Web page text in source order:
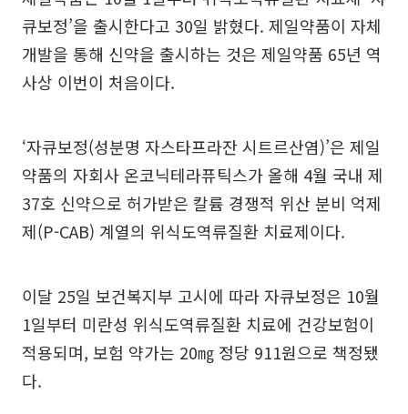
큐보정’을 출시한다고 30일 밝혔다. 제일약품이 자체
개발을 통해 신약을 출시하는 것은 제일약품 65년 역
사상 이번이 처음이다.
‘자큐보정(성분명 자스타프라잔 시트르산염)’은 제일
약품의 자회사 온코닉테라퓨틱스가 올해 4월 국내 제
37호 신약으로 허가받은 칼륨 경쟁적 위산 분비 억제
제(P-CAB) 계열의 위식도역류질환 치료제이다.
이달 25일 보건복지부 고시에 따라 자큐보정은 10월
1일부터 미란성 위식도역류질환 치료에 건강보험이
적용되며, 보험 약가는 20㎎ 정당 911원으로 책정됐
다.